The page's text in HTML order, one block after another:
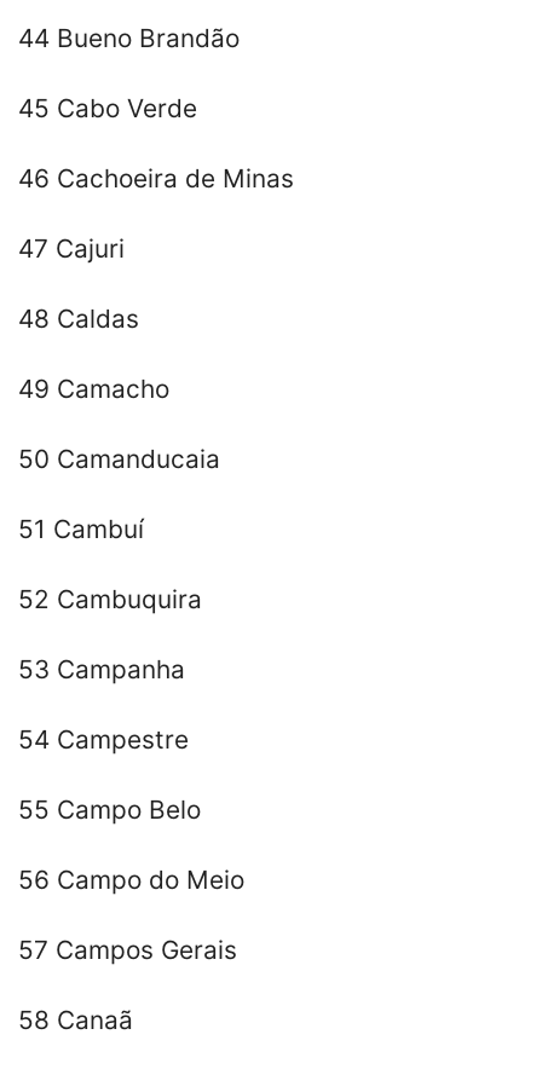
44 Bueno Brandão
45 Cabo Verde
46 Cachoeira de Minas
47 Cajuri
48 Caldas
49 Camacho
50 Camanducaia
51 Cambuí
52 Cambuquira
53 Campanha
54 Campestre
55 Campo Belo
56 Campo do Meio
57 Campos Gerais
58 Canaã